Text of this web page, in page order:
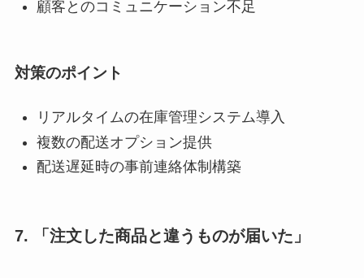
顧客とのコミュニケーション不足
対策のポイント
リアルタイムの在庫管理システム導入
複数の配送オプション提供
配送遅延時の事前連絡体制構築
7. 「注文した商品と違うものが届いた」